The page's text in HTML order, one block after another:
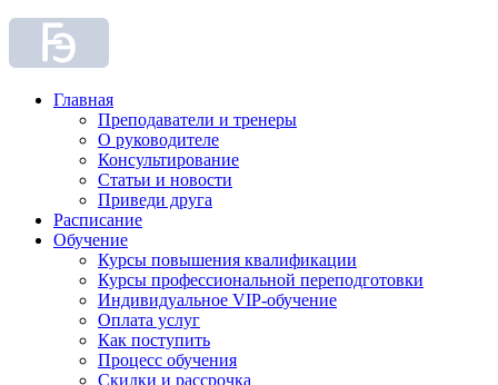
Главная
Преподаватели и тренеры
О руководителе
Консультирование
Статьи и новости
Приведи друга
Расписание
Обучение
Курсы повышения квалификации
Курсы профессиональной переподготовки
Индивидуальное VIP-обучение
Оплата услуг
Как поступить
Процесс обучения
Скидки и рассрочка